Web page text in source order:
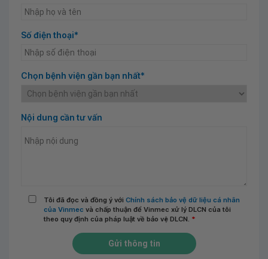
Số điện thoại*
Chọn bệnh viện gần bạn nhất*
Nội dung cần tư vấn
Tôi đã đọc và đồng ý với Chính sách bảo vệ dữ liệu cá nhân
của Vinmec và chấp thuận để Vinmec xử lý DLCN của tôi
theo quy định của pháp luật về bảo vệ DLCN. *
Gửi thông tin